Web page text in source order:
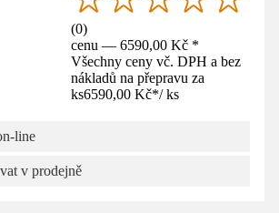
(0)
cenu — 6590,00 Kč *
Všechny ceny vč. DPH a bez
nákladů na přepravu za
ks6590,00 Kč*/ ks
line
v prodejně